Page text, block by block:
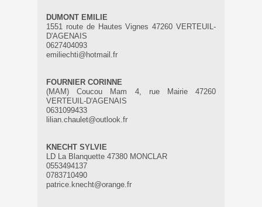
DUMONT EMILIE
1551 route de Hautes Vignes 47260 VERTEUIL-
D'AGENAIS
0627404093
emiliechti@hotmail.fr
FOURNIER CORINNE
(MAM) Coucou Mam 4, rue Mairie 47260
VERTEUIL-D'AGENAIS
0631099433
lilian.chaulet@outlook.fr
KNECHT SYLVIE
LD La Blanquette 47380 MONCLAR
0553494137
0783710490
patrice.knecht@orange.fr